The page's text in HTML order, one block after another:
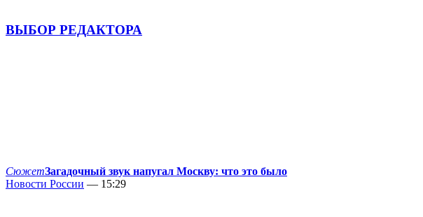
ВЫБОР РЕДАКТОРА
СюжетЗагадочный звук напугал Москву: что это было
Новости России — 15:29